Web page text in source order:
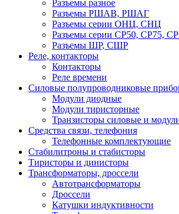
Разъемы разное
Разъемы РШАВ, РШАГ
Разъемы серии ОНЦ, СНЦ
Разъемы серии СР50, СР75,
Разъемы ШР, СШР
Реле, контакторы
Контакторы
Реле времени
Силовые полупроводниковые
Модули диодные
Модули тиристорные
Транзисторы силовые и
Средства связи, телефония
Телефонные комплектующие
Стабилитроны и стабисторы
Тиристоры и динисторы
Трансформаторы, дроссели
Автотрансформаторы
Дроссели
Катушки индуктивности